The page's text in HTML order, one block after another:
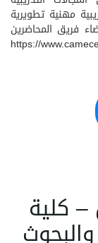
مهنية تطويرية
فريق المحاضرين
https://
كلية